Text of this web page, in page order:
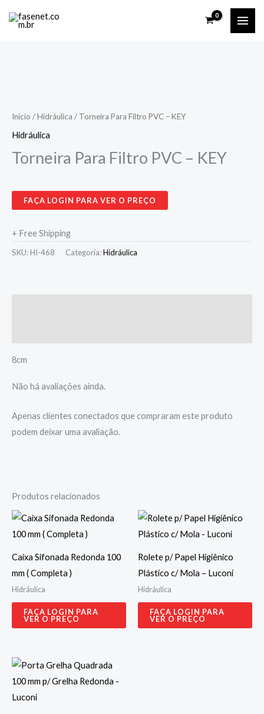
para
Início /Hidráulica / Torneira Para Filtro PVC – KEY
Hidráulica
Torneira Para Filtro PVC – KEY
FAÇA LOGIN PARA VER O PREÇO
+ Free Shipping
SKU: HI-468 Categoria:Hidráulica
8cm
Não há avaliações ainda.
Apenas clientes conectados que compraram este produto
podem deixar uma avaliação.
Produtos relacionados
Caixa Sifonada Redonda 100
mm ( Completa )
Hidráulica
FAÇA LOGIN PARA
VER O PREÇO
Rolete p/ Papel Higiênico
Plástico c/ Mola – Luconi
Hidráulica
FAÇA LOGIN PARA
VER O PREÇO